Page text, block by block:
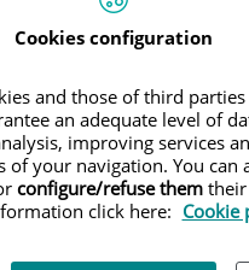
Cookies configuration
and those of third
an adequate level of
improving services
your navigation. You can
configure/refuse themtheir
click here: Cookie